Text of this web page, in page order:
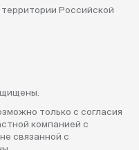
Российской
только с согласия
компанией с
связанной с